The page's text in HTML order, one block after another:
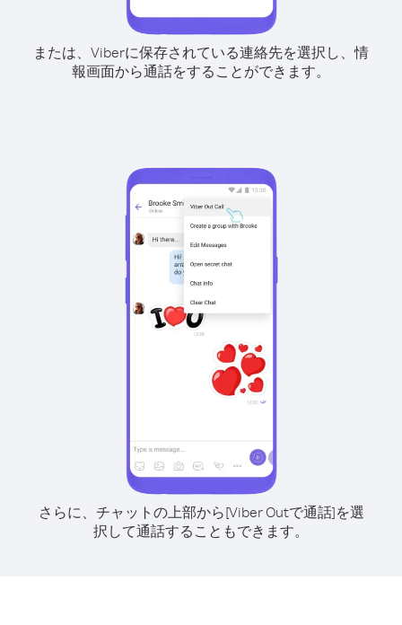
または、Viberに保存されている連絡先を選択し、情
報画面から通話をすることができます。
さらに、チャットの上部から[Viber Outで通話]を選
択して通話することもできます。